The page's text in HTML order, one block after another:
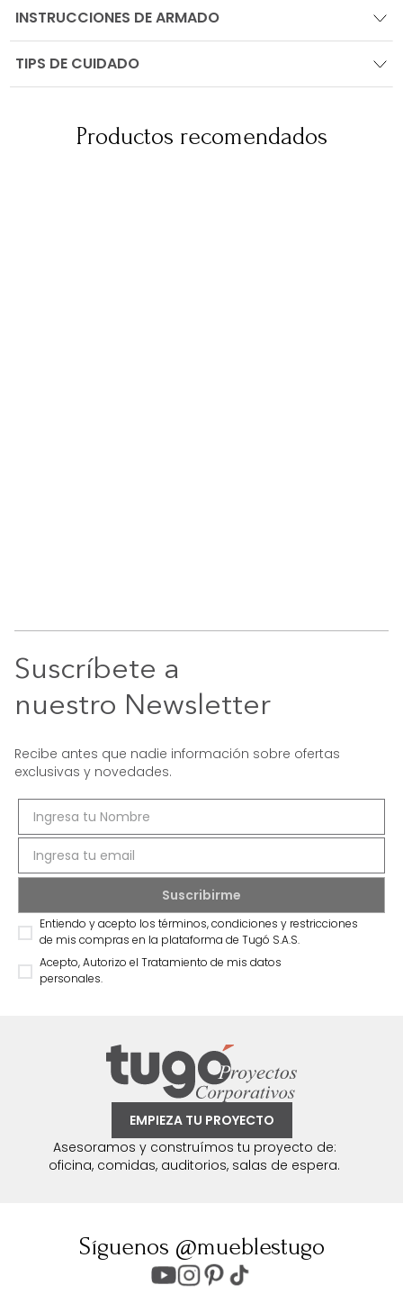
INSTRUCCIONES DE ARMADO
TIPS DE CUIDADO
Productos recomendados
Suscríbete a
nuestro Newsletter
Recibe antes que nadie información sobre ofertas
exclusivas y novedades.
Entiendo y acepto los términos, condiciones y restricciones
de mis compras en la plataforma de Tugó S.A.S.
Acepto, Autorizo el Tratamiento de mis datos
personales.
EMPIEZA TU PROYECTO
Asesoramos y construímos tu proyecto de:
oficina, comidas, auditorios, salas de espera.
Síguenos @mueblestugo